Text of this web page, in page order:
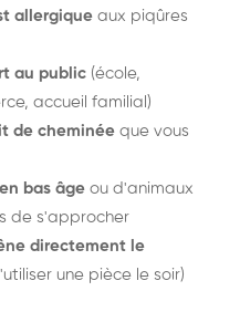
allergique aux piqûres
au public (école,
accueil familial)
de cheminée que vous
bas âge ou d'animaux
de s'approcher
directement le
une pièce le soir)